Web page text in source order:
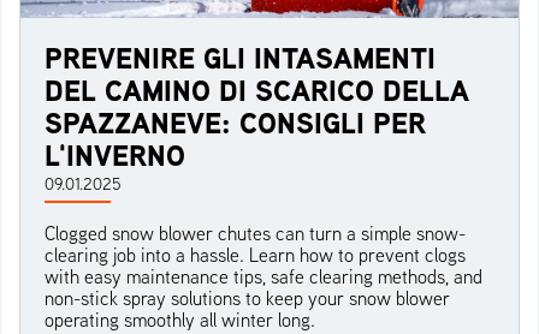
PREVENIRE GLI INTASAMENTI
DEL CAMINO DI SCARICO DELLA
SPAZZANEVE: CONSIGLI PER
L'INVERNO
09.01.2025
Clogged snow blower chutes can turn a simple snow-
clearing job into a hassle. Learn how to prevent clogs
with easy maintenance tips, safe clearing methods, and
non-stick spray solutions to keep your snow blower
operating smoothly all winter long.